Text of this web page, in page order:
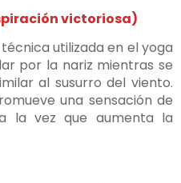
victoriosa)
utilizada en el yoga
por la nariz mientras se
al susurro del viento.
una sensación de
la vez que aumenta la